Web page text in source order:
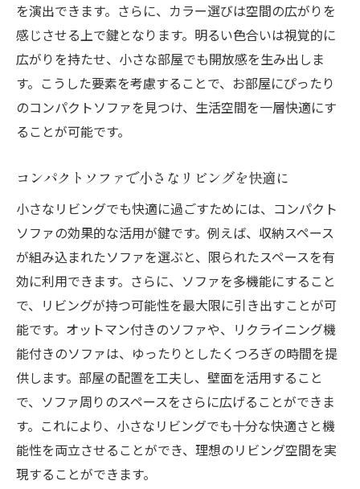
を演出できます。さらに、カラー選びは空間の広がりを
感じさせる上で鍵となります。明るい色合いは視覚的に
広がりを持たせ、小さな部屋でも開放感を生み出しま
す。こうした要素を考慮することで、お部屋にぴったり
のコンパクトソファを見つけ、生活空間を一層快適にす
ることが可能です。
コンパクトソファで小さなリビングを快適に
小さなリビングでも快適に過ごすためには、コンパクト
ソファの効果的な活用が鍵です。例えば、収納スペース
が組み込まれたソファを選ぶと、限られたスペースを有
効に利用できます。さらに、ソファを多機能にすること
で、リビングが持つ可能性を最大限に引き出すことが可
能です。オットマン付きのソファや、リクライニング機
能付きのソファは、ゆったりとしたくつろぎの時間を提
供します。部屋の配置を工夫し、壁面を活用すること
で、ソファ周りのスペースをさらに広げることができま
す。これにより、小さなリビングでも十分な快適さと機
能性を両立させることができ、理想のリビング空間を実
現することができます。